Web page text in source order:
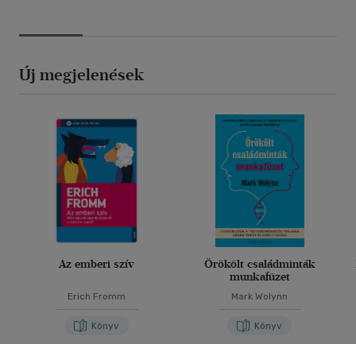
Új megjelenések
Az emberi szív
Erich Fromm
Könyv
Örökölt családminták
munkafüzet
Mark Wolynn
Könyv